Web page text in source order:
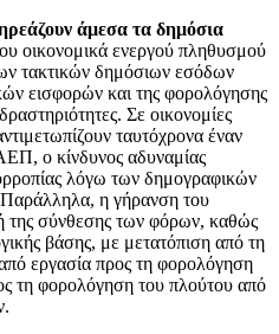
άμεσα τα δημόσια
οικονομικά ενεργού πληθυσμού
τακτικών δημόσιων εσόδων
εισφορών και της φορολόγησης
Σε οικονομίες
ταυτόχρονα έναν
ο κίνδυνος αδυναμίας
λόγω των δημογραφικών
Παράλληλα, η γήρανση του
της σύνθεσης των φόρων, καθώς
βάσης, με μετατόπιση από τη
εργασία προς τη φορολόγηση
τη φορολόγηση του πλούτου από